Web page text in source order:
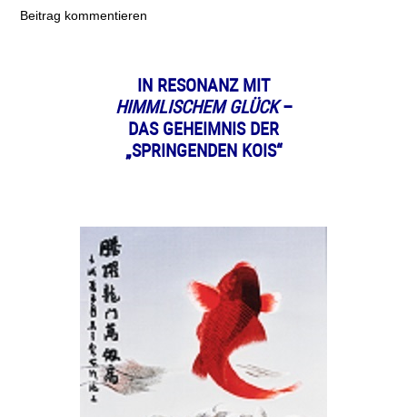
Beitrag kommentieren
IN RESONANZ MIT
HIMMLISCHEM GLÜCK–
DAS GEHEIMNIS DER
„SPRINGENDEN KOIS“